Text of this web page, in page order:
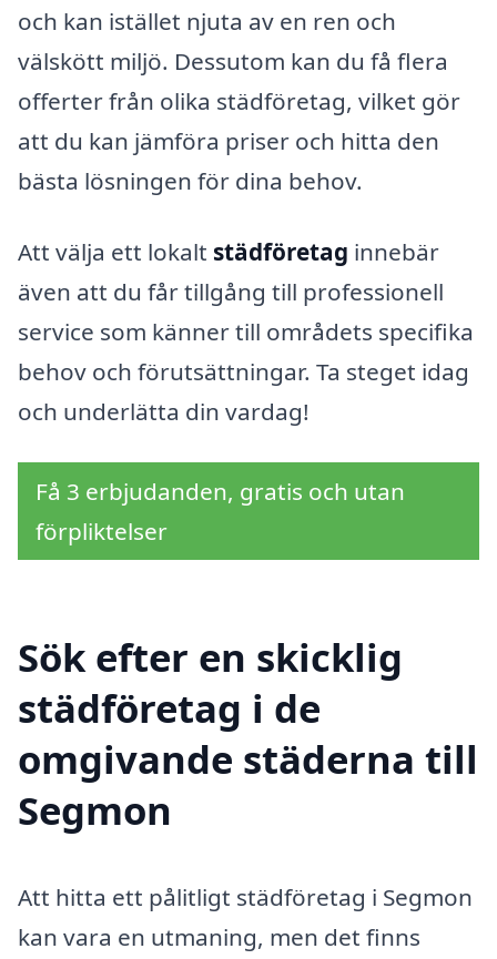
och kan istället njuta av en ren och
välskött miljö. Dessutom kan du få flera
offerter från olika städföretag, vilket gör
att du kan jämföra priser och hitta den
bästa lösningen för dina behov.
Att välja ett lokalt städföretag innebär
även att du får tillgång till professionell
service som känner till områdets specifika
behov och förutsättningar. Ta steget idag
och underlätta din vardag!
Få 3 erbjudanden, gratis och utan
förpliktelser
Sök efter en skicklig
städföretag i de
omgivande städerna till
Segmon
Att hitta ett pålitligt städföretag i Segmon
kan vara en utmaning, men det finns